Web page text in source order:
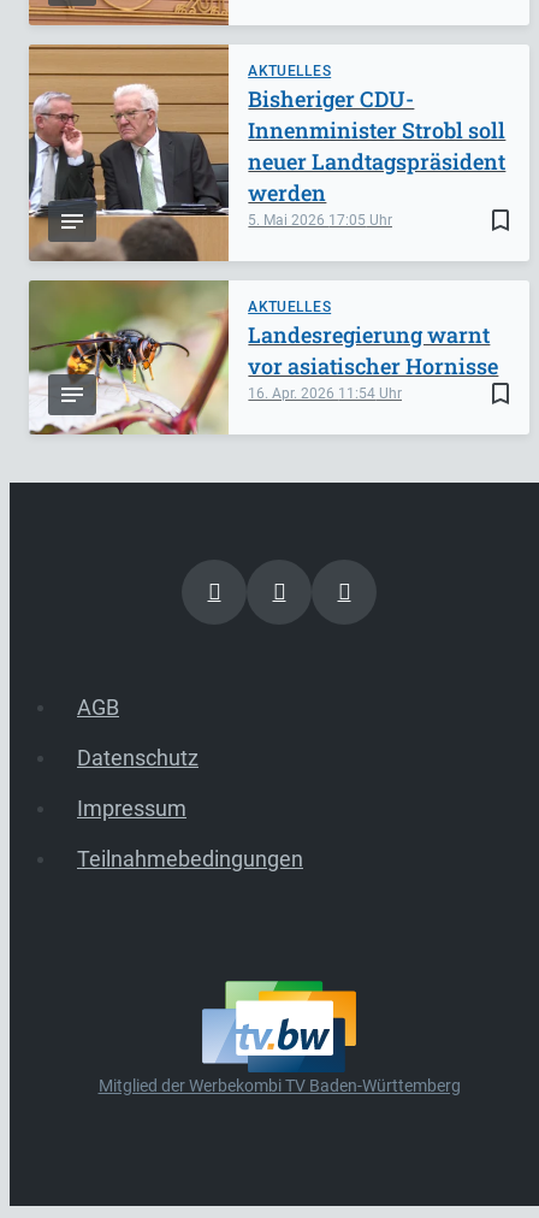
AKTUELLES
bookmark_border
5. Mai 2026 17:05
Bisheriger CDU-
Innenminister Strobl soll
neuer Landtagspräsident
werden
AKTUELLES
bookmark_border
16. Apr. 2026 11:54
Landesregierung warnt
vor asiatischer Hornisse
AGB
Datenschutz
Impressum
Teilnahmebedingungen
Mitglied der Werbekombi TV Baden-Württemberg